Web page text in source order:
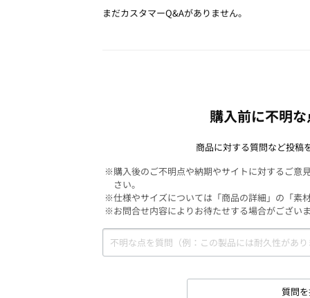
まだカスタマーQ&Aがありません。
購入前に不明
商品に対する質問など投稿
※購入後のご不明点や納期やサイトに対するご意
さい。
※仕様やサイズについては「商品の詳細」の「素
※お問合せ内容によりお待たせする場合がござい
質問